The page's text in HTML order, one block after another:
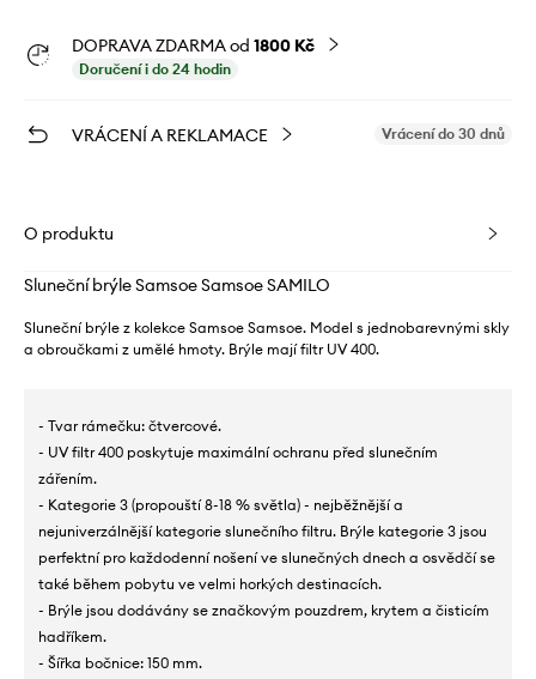
DOPRAVA ZDARMA od 1800 Kč
Doručení i do 24 hodin
VRÁCENÍ A REKLAMACE Vrácení do 30 dnů
O produktu
Sluneční brýle Samsoe Samsoe SAMILO
Sluneční brýle z kolekce Samsoe Samsoe. Model s jednobarevnými skly
a obroučkami z umělé hmoty. Brýle mají filtr UV 400.
- Tvar rámečku: čtvercové.
- UV filtr 400 poskytuje maximální ochranu před slunečním
zářením.
- Kategorie 3 (propouští 8-18 % světla) - nejběžnější a
nejuniverzálnější kategorie slunečního filtru. Brýle kategorie 3 jsou
perfektní pro každodenní nošení ve slunečných dnech a osvědčí se
také během pobytu ve velmi horkých destinacích.
- Brýle jsou dodávány se značkovým pouzdrem, krytem a čisticím
hadříkem.
- Šířka bočnice: 150 mm.